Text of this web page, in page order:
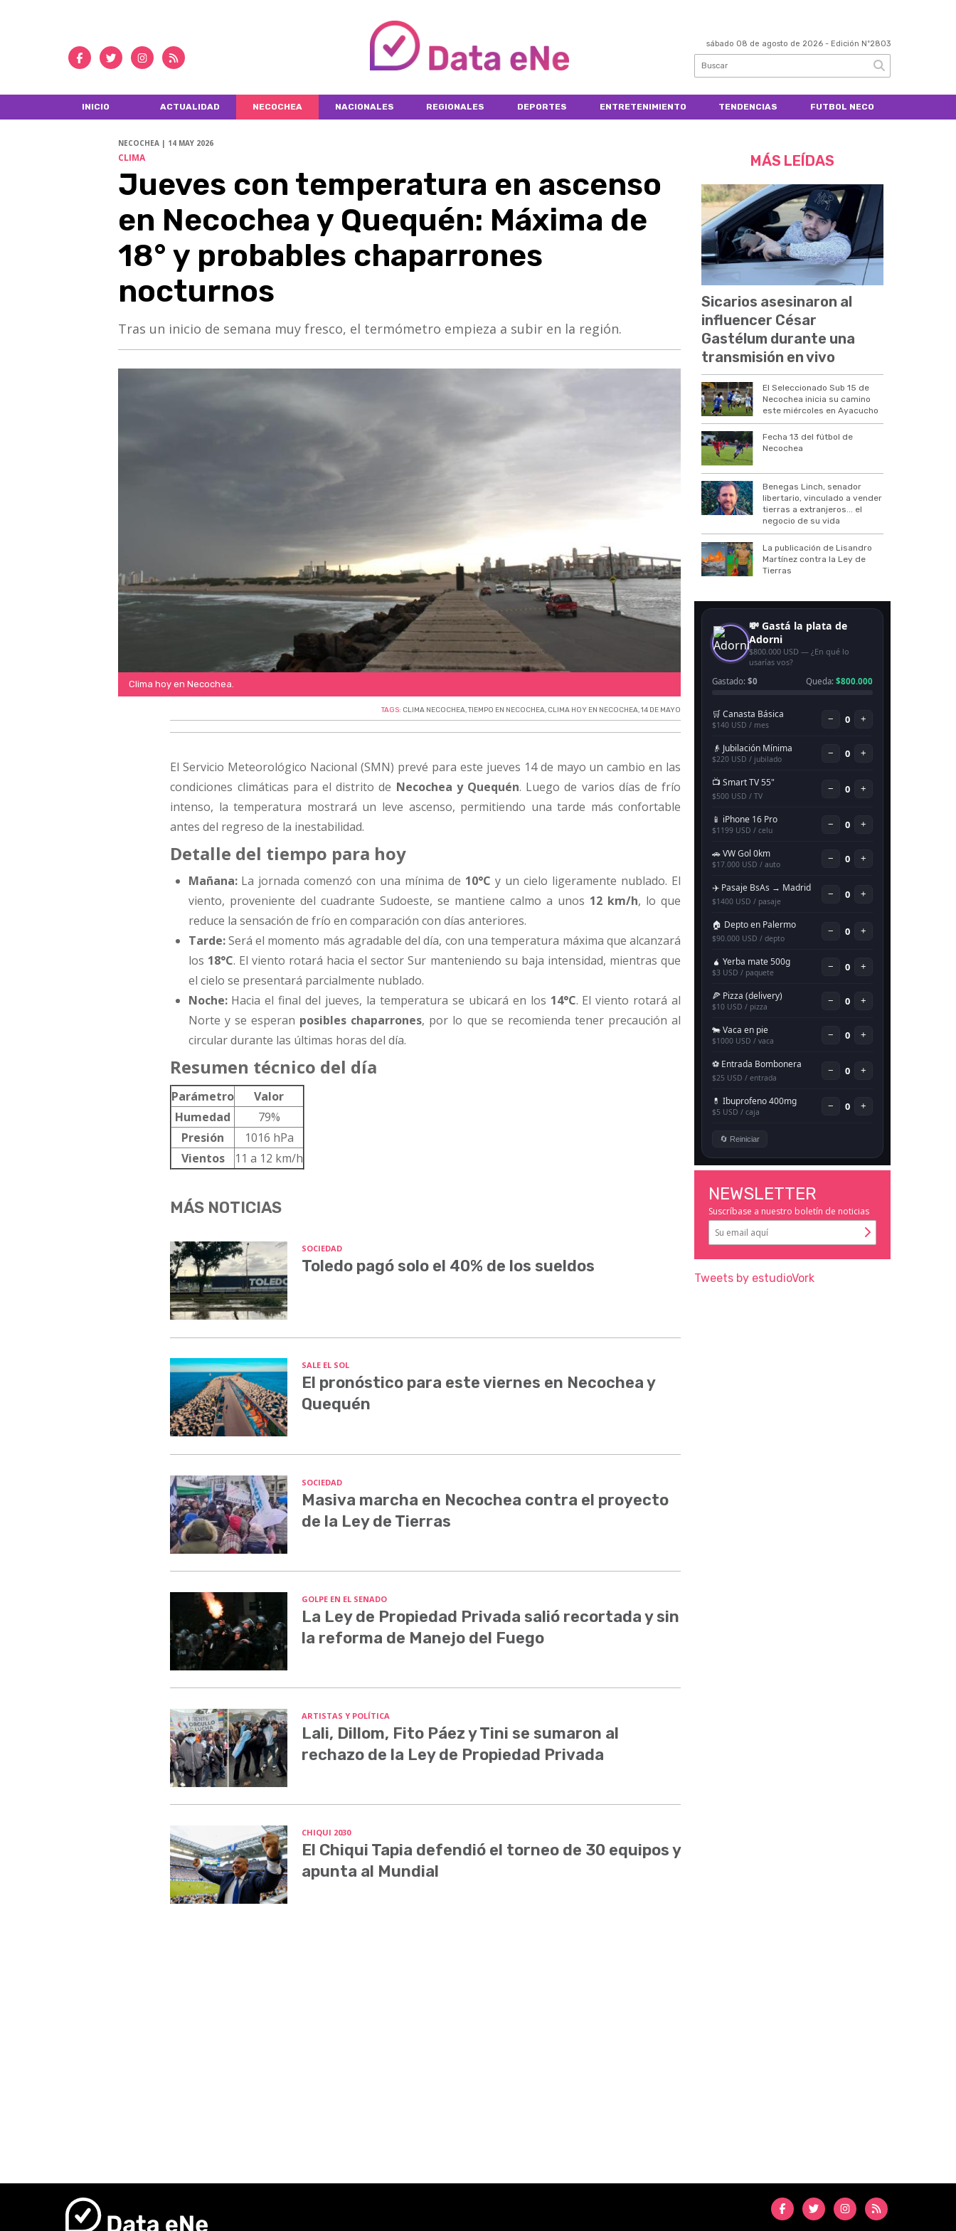
sábado 08 de agosto de 2026 - Edición Nº2803
INICIO ACTUALIDAD NECOCHEA NACIONALES REGIONALES DEPORTES ENTRETENIMIENTO TENDENCIAS FUTBOL NECO
NECOCHEA | 14 MAY 2026
CLIMA
Jueves con temperatura en ascenso
en Necochea y Quequén: Máxima de
18° y probables chaparrones
nocturnos
Tras un inicio de semana muy fresco, el termómetro empieza a subir en la región.
Clima hoy en Necochea. Clima hoy en Necochea.
TAGS: CLIMA NECOCHEA,TIEMPO EN NECOCHEA, CLIMA HOY EN NECOCHEA,14 DE MAYO
El Servicio Meteorológico Nacional (SMN) prevé para este jueves 14 de mayo un cambio en las
condiciones climáticas para el distrito de Necochea y Quequén. Luego de varios días de frío
intenso, la temperatura mostrará un leve ascenso, permitiendo una tarde más confortable
antes del regreso de la inestabilidad.
Detalle del tiempo para hoy
Mañana:La jornada comenzó con una mínima de 10°C y un cielo ligeramente nublado. El
viento, proveniente del cuadrante Sudoeste, se mantiene calmo a unos 12 km/h, lo que
reduce la sensación de frío en comparación con días anteriores.
Tarde:Será el momento más agradable del día, con una temperatura máxima que alcanzará
los 18°C. El viento rotará hacia el sector Sur manteniendo su baja intensidad, mientras que
el cielo se presentará parcialmente nublado.
Noche:Hacia el final del jueves, la temperatura se ubicará en los 14°C. El viento rotará al
Norte y se esperan posibles chaparrones, por lo que se recomienda tener precaución al
circular durante las últimas horas del día.
Resumen técnico del día
Parámetro
Valor
Humedad
79%
Presión
1016 hPa
Vientos
11 a 12 km/h
MÁS NOTICIAS
SOCIEDAD
Toledo pagó solo el 40% de los sueldos
SALE EL SOL
El pronóstico para este viernes en Necochea y
Quequén
SOCIEDAD
Masiva marcha en Necochea contra el proyecto
de la Ley de Tierras
GOLPE EN EL SENADO
La Ley de Propiedad Privada salió recortada y sin
la reforma de Manejo del Fuego
ARTISTAS Y POLÍTICA
Lali, Dillom, Fito Páez y Tini se sumaron al
rechazo de la Ley de Propiedad Privada
CHIQUI 2030
El Chiqui Tapia defendió el torneo de 30 equipos y
apunta al Mundial
MÁS LEÍDAS
Sicarios asesinaron al
influencer César
Gastélum durante una
transmisión en vivo
El Seleccionado Sub 15 de
Necochea inicia su camino
este miércoles en Ayacucho
Fecha 13 del fútbol de
Necochea
Benegas Linch, senador
libertario, vinculado a vender
tierras a extranjeros... el
negocio de su vida
La publicación de Lisandro
Martínez contra la Ley de
Tierras
NEWSLETTER
Suscríbase a nuestro boletín de noticias
Tweets by estudioVork